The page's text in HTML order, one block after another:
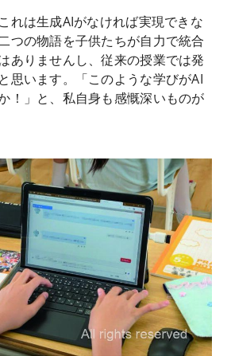
れは生成AIがなければ実現できな
つの物語を子供たちが自力で統合
ありませんし、従来の授業では発
思います。「このような学びがAI
！」と、私自身も感慨深いものが